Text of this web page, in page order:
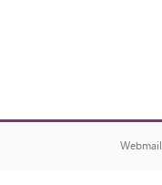
Webmail